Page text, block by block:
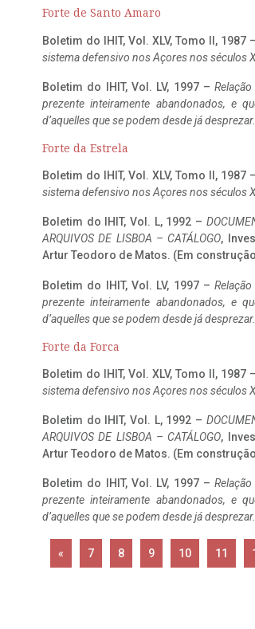
Forte de Santo Amaro
Boletim do IHIT, Vol. XLV, Tomo II, 1987 –
sistema defensivo nos Açores nos séculos
Boletim do IHIT, Vol. LV, 1997 –
prezente inteiramente abandonados, e
d’aquelles que se podem desde já
Forte da Estrela
Boletim do IHIT, Vol. XLV, Tomo II, 1987 –
sistema defensivo nos Açores nos séculos
Boletim do IHIT, Vol. L, 1992 –
ARQUIVOS DE LISBOA – CATÁLOGO,
Artur Teodoro de Matos. (Em
Boletim do IHIT, Vol. LV, 1997 –
prezente inteiramente abandonados, e
d’aquelles que se podem desde já
Forte da Forca
Boletim do IHIT, Vol. XLV, Tomo II, 1987 –
sistema defensivo nos Açores nos séculos
Boletim do IHIT, Vol. L, 1992 –
ARQUIVOS DE LISBOA – CATÁLOGO,
Artur Teodoro de Matos. (Em
Boletim do IHIT, Vol. LV, 1997 –
prezente inteiramente abandonados, e
d’aquelles que se podem desde já
« 7 8 9 10 11